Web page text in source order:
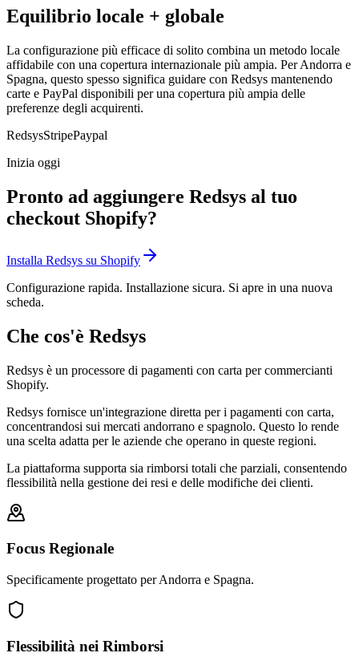
Equilibrio locale + globale
La configurazione più efficace di solito combina un metodo locale
affidabile con una copertura internazionale più ampia. Per Andorra e
Spagna, questo spesso significa guidare con Redsys mantenendo
carte e PayPal disponibili per una copertura più ampia delle
preferenze degli acquirenti.
RedsysStripePaypal
Inizia oggi
Pronto ad aggiungere Redsys al tuo
checkout Shopify?
Installa Redsys su Shopify
Configurazione rapida. Installazione sicura. Si apre in una nuova
scheda.
Che cos'è Redsys
Redsys è un processore di pagamenti con carta per commercianti
Shopify.
Redsys fornisce un'integrazione diretta per i pagamenti con carta,
concentrandosi sui mercati andorrano e spagnolo. Questo lo rende
una scelta adatta per le aziende che operano in queste regioni.
La piattaforma supporta sia rimborsi totali che parziali, consentendo
flessibilità nella gestione dei resi e delle modifiche dei clienti.
Focus Regionale
Specificamente progettato per Andorra e Spagna.
Flessibilità nei Rimborsi